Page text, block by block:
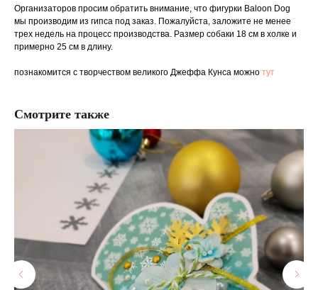
Организаторов просим обратить внимание, что фигурки Baloon Dog
мы производим из гипса под заказ. Пожалуйста, заложите не менее
трех недель на процесс производства. Размер собаки 18 см в холке и
примерно 25 см в длину.
познакомится с творчеством великого Джеффа Кунса можно тут
Смотрите также